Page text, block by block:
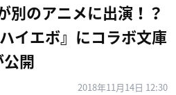
別のアニメに出演！？
イエボ』にコラボ文庫
開
2018年11月14日 12:30